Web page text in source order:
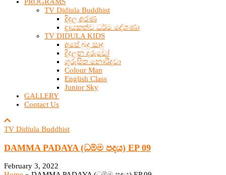
TV Didiula Buddhist
දිදුල අරණ
දායකත්ව ධර්ම දේශණා
TV DIDULA KIDS
අපේ බුදු සාදු
දිදුලන දරුවෝ
ගුරුසිත නොරිදවා
Colour Man
English Class
Junior Sky
GALLERY
Contact Us
TV Didiula Buddhist
DAMMA PADAYA (ධම්ම පදය) EP 09
February 3, 2022